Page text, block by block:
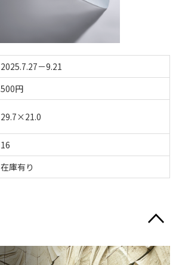
2025.7.27－9.21
500円
29.7×21.0
16
在庫有り